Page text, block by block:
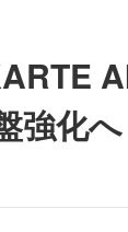
強化へ